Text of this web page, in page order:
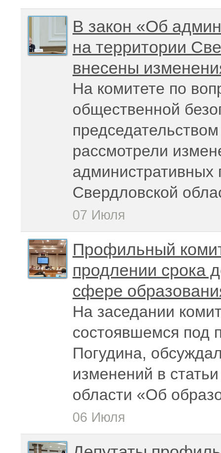
В закон «Об
на территории
внесены
На комитете по
общественной
рассмотрели
административных
Свердловской
07 Июля
Профильный
продлении срока
сфере
На заседании
состоявшемся под
Погудина,
изменений в
области «Об
06 Июля